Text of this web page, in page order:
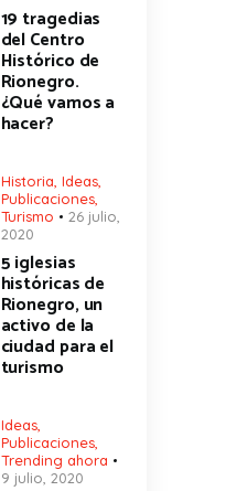
19 tragedias
del Centro
Histórico de
Rionegro.
¿Qué vamos a
hacer?
Historia Ideas,
Publicaciones,
Turismo
26 julio,
2020
5 iglesias
históricas de
Rionegro, un
activo de la
ciudad para el
turismo
Ideas,
Publicaciones,
Trending ahora
9 julio, 2020